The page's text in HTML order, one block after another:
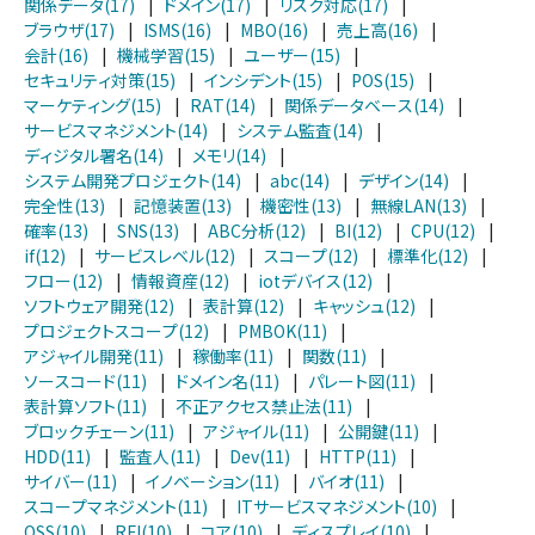
関係データ(17)
| ドメイン(17) | リスク対応(17)
|
ブラウザ(17)
| ISMS(16) | MBO(16) | 売上高(16)
|
会計(16)
| 機械学習(15) | ユーザー(15)
|
セキュリティ対策(15)
| インシデント(15) | POS(15)
|
マーケティング(15)
| RAT(14) | 関係データベース(14)
|
サービスマネジメント(14)
| システム監査(14)
|
ディジタル署名(14)
| メモリ(14)
|
システム開発プロジェクト(14)
| abc(14) | デザイン(14)
|
完全性(13)
| 記憶装置(13) | 機密性(13) | 無線LAN(13)
|
確率(13)
| SNS(13) | ABC分析(12) | BI(12) | CPU(12)
|
if(12)
| サービスレベル(12) | スコープ(12) | 標準化(12)
|
フロー(12)
| 情報資産(12) | iotデバイス(12)
|
ソフトウェア開発(12)
| 表計算(12) | キャッシュ(12)
|
プロジェクトスコープ(12)
| PMBOK(11)
|
アジャイル開発(11)
| 稼働率(11) | 関数(11)
|
ソースコード(11)
| ドメイン名(11) | パレート図(11)
|
表計算ソフト(11)
| 不正アクセス禁止法(11)
|
ブロックチェーン(11)
| アジャイル(11) | 公開鍵(11)
|
HDD(11)
| 監査人(11) | Dev(11) | HTTP(11)
|
サイバー(11)
| イノベーション(11) | バイオ(11)
|
スコープマネジメント(11)
| ITサービスマネジメント(10)
|